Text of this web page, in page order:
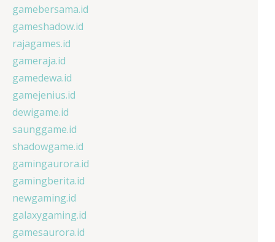
gamebersama.id
gameshadow.id
rajagames.id
gameraja.id
gamedewa.id
gamejenius.id
dewigame.id
saunggame.id
shadowgame.id
gamingaurora.id
gamingberita.id
newgaming.id
galaxygaming.id
gamesaurora.id